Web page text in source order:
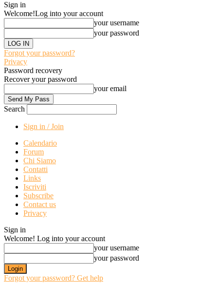
Sign in
Welcome!Log into your account
your username
your password
Forgot your password?
Privacy
Password recovery
Recover your password
your email
Search
Sign in / Join
Calendario
Forum
Chi Siamo
Contatti
Links
Iscriviti
Subscribe
Contact us
Privacy
Sign in
Welcome! Log into your account
your username
your password
Forgot your password? Get help